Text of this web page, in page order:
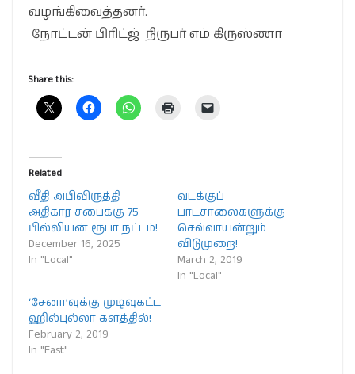
வழங்கிவைத்தனர்.
நோட்டன் பிரிட்ஜ் நிருபர் எம் கிருஸ்ணா
Share this:
Related
வீதி அபிவிருத்தி
அதிகார சபைக்கு 75
பில்லியன் ரூபா நட்டம்!
December 16, 2025
In "Local"
வடக்குப்
பாடசாலைகளுக்கு
செவ்வாயன்றும்
விடுமுறை!
March 2, 2019
In "Local"
‘சேனா’வுக்கு முடிவுகட்ட
ஹில்புல்லா களத்தில்!
February 2, 2019
In "East"